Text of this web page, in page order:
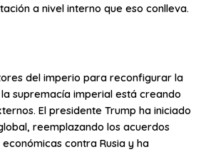
a nivel interno que eso conlleva.
del imperio para reconfigurar la
supremacía imperial está creando
El presidente Trump ha iniciado
reemplazando los acuerdos
contra Rusia y ha